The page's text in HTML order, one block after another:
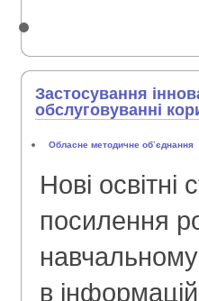
Застосування
обслуговуванні
Обласне методичне об’єднання
Нові освітні
посилення
навчальному
в